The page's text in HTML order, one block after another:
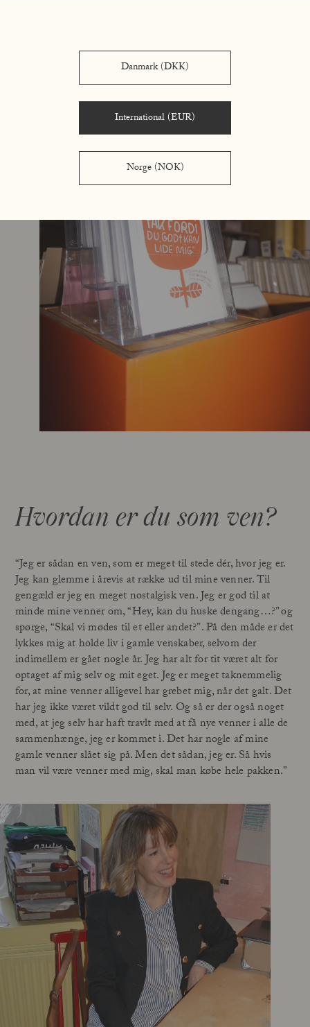
Hvordan er du som ven?
“Jeg er sådan en ven, som er meget til stede dér, hvor jeg er.
Jeg kan glemme i årevis at række ud til mine venner. Til
gengæld er jeg en meget nostalgisk ven. Jeg er god til at
minde mine venner om, “Hey, kan du huske dengang…?” og
spørge, “Skal vi mødes til et eller andet?”. På den måde er det
lykkes mig at holde liv i gamle venskaber, selvom der
indimellem er gået nogle år. Jeg har alt for tit været alt for
optaget af mig selv og mit eget. Jeg er meget taknemmelig
for, at mine venner alligevel har grebet mig, når det galt. Det
har jeg ikke været vildt god til selv. Og så er der også noget
med, at jeg selv har haft travlt med at få nye venner i alle de
sammenhænge, jeg er kommet i. Det har nogle af mine
gamle venner slået sig på. Men det sådan, jeg er. Så hvis
man vil være venner med mig, skal man købe hele pakken.”
Danmark (DKK)
International (EUR)
Norge (NOK)